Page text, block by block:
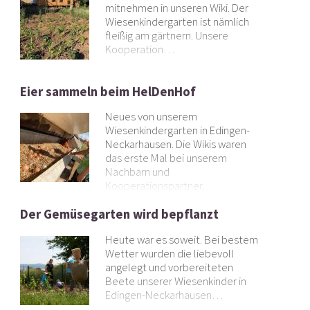
mitnehmen in unseren Wiki. Der
Wiesenkindergarten ist nämlich
fleißig am gärtnern. Unsere
Kooperation…
Eier sammeln beim HelDenHof
Neues von unserem
Wiesenkindergarten in Edingen-
Neckarhausen. Die Wikis waren
das erste Mal bei unserem
Nachbarn und
Kooperationspartner…
Der Gemüsegarten wird bepflanzt
Heute war es soweit. Bei bestem
Wetter wurden die liebevoll
angelegt und vorbereiteten
Beete unserer Wiesenkinder in
Edingen-Neckarhausen…